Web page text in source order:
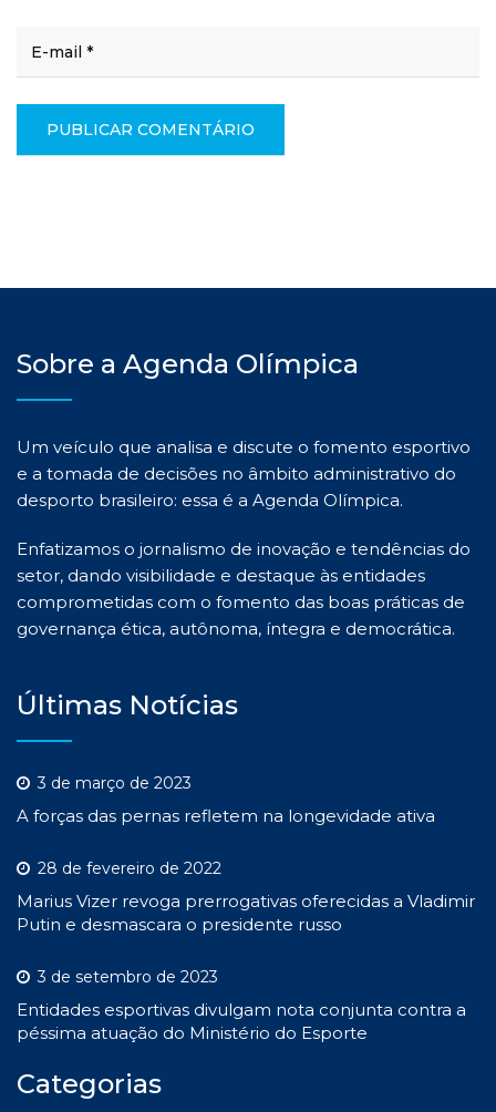
Sobre a Agenda Olímpica
Um veículo que analisa e discute o fomento esportivo
e a tomada de decisões no âmbito administrativo do
desporto brasileiro: essa é a Agenda Olímpica.
Enfatizamos o jornalismo de inovação e tendências do
setor, dando visibilidade e destaque às entidades
comprometidas com o fomento das boas práticas de
governança ética, autônoma, íntegra e democrática.
Últimas Notícias
3 de março de 2023
A forças das pernas refletem na longevidade ativa
28 de fevereiro de 2022
Marius Vizer revoga prerrogativas oferecidas a Vladimir
Putin e desmascara o presidente russo
3 de setembro de 2023
Entidades esportivas divulgam nota conjunta contra a
péssima atuação do Ministério do Esporte
Categorias